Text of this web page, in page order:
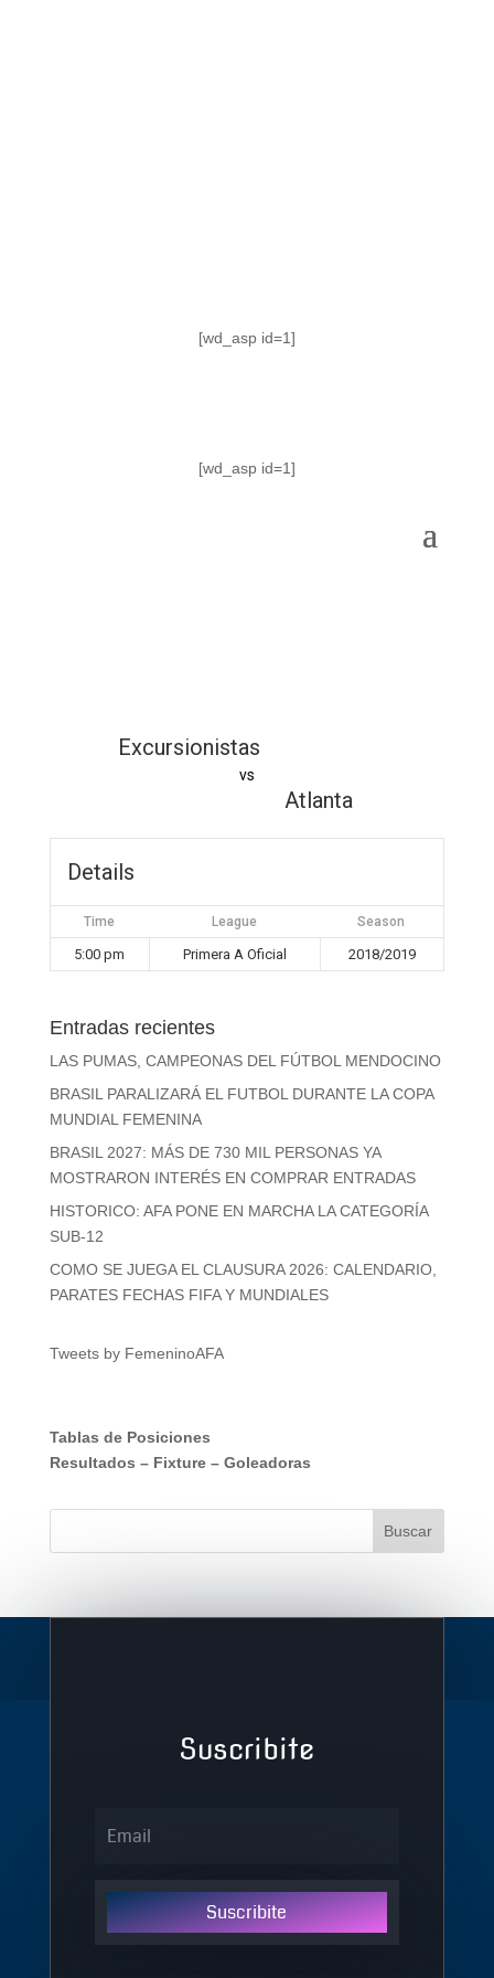
[wd_asp id=1]
[wd_asp id=1]
Excursionistas
vs
Atlanta
Details
Time League Season
5:00 pm Primera A Oficial 2018/2019
Entradas recientes
LAS PUMAS, CAMPEONAS DEL FÚTBOL MENDOCINO
BRASIL PARALIZARÁ EL FUTBOL DURANTE LA COPA
MUNDIAL FEMENINA
BRASIL 2027: MÁS DE 730 MIL PERSONAS YA
MOSTRARON INTERÉS EN COMPRAR ENTRADAS
HISTORICO: AFA PONE EN MARCHA LA CATEGORÍA
SUB-12
COMO SE JUEGA EL CLAUSURA 2026: CALENDARIO,
PARATES FECHAS FIFA Y MUNDIALES
Tweets by FemeninoAFA
Tablas de Posiciones
Resultados – Fixture– Goleadoras
Suscribite
Suscribite